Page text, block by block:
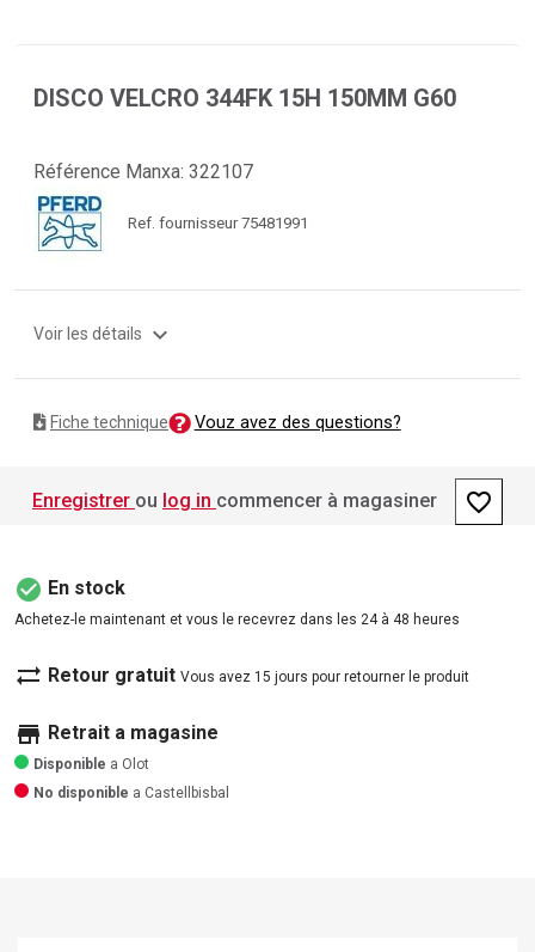
DISCO VELCRO 344FK 15H 150MM G60
Référence Manxa: 322107
Ref. fournisseur 75481991
Voir les détails expand_more
Fiche technique Vouz avez des questions?
Enregistrer ou log in commencer à magasiner favorite_border
check_circle En stock
Achetez-le maintenant et vous le recevrez dans les 24 à 48 heures
sync_alt Retour gratuit Vous avez 15 jours pour retourner le produit
store Retrait a magasine
Disponible a Olot
No disponible a Castellbisbal